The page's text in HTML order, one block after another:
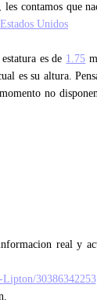
, les contamos que
Estados Unidos
es de 1.75
es su altura.
no
real y
Lipton/30386342253